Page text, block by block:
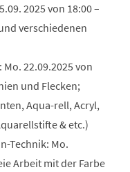
2025 von 18:00 –
verschiedenen
22.09.2025 von
und Flecken;
Aqua-rell, Acryl,
& etc.)
Technik: Mo.
Arbeit mit der Farbe